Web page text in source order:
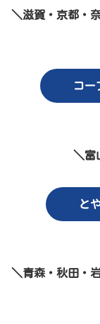
＼滋賀・京都・
コー
＼富
と
＼青森・秋田・